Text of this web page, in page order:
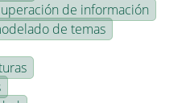
de información
de temas